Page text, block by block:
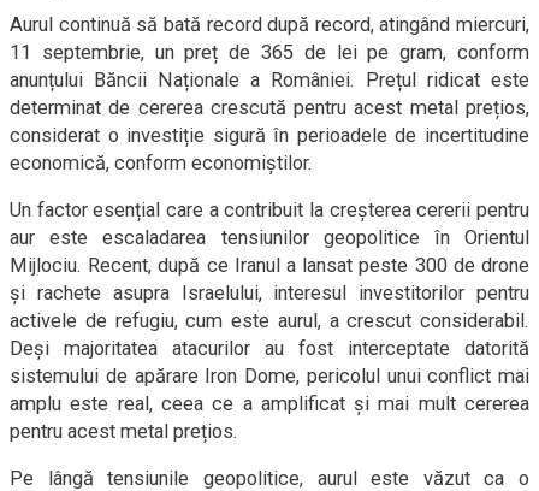
Aurul continuă să bată record după record, atingând miercuri,
11 septembrie, un preț de 365 de lei pe gram, conform
anunțului Băncii Naționale a României. Prețul ridicat este
determinat de cererea crescută pentru acest metal prețios,
considerat o investiție sigură în perioadele de incertitudine
economică, conform economiștilor.
Un factor esențial care a contribuit la creșterea cererii pentru
aur este escaladarea tensiunilor geopolitice în Orientul
Mijlociu. Recent, după ce Iranul a lansat peste 300 de drone
și rachete asupra Israelului, interesul investitorilor pentru
activele de refugiu, cum este aurul, a crescut considerabil.
Deși majoritatea atacurilor au fost interceptate datorită
sistemului de apărare Iron Dome, pericolul unui conflict mai
amplu este real, ceea ce a amplificat și mai mult cererea
pentru acest metal prețios.
Pe lângă tensiunile geopolitice, aurul este văzut ca o